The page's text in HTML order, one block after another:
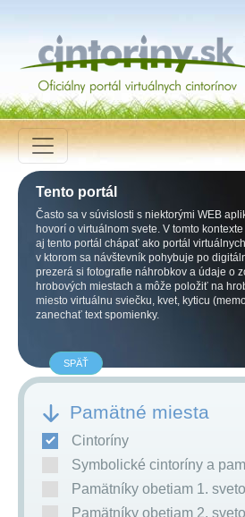
Tento portál
Často sa v súvislosti s niektorými WEB
hovorí o virtuálnom svete. V tomto
aj tento portál chápať ako portál
v ktorom sa návštevník pohybuje po
prezerá si fotografie náhrobkov a údaje o
hrobových miestach a môže položiť na
miesto virtuálnu sviečku, kvet, kyticu
zanechať text spomienky.
SPÄŤ
Pamätné miesta
Cintoríny
Symbolické cintoríny a
Pamätníky obetiam 1.
Pamätníky obetiam 2.